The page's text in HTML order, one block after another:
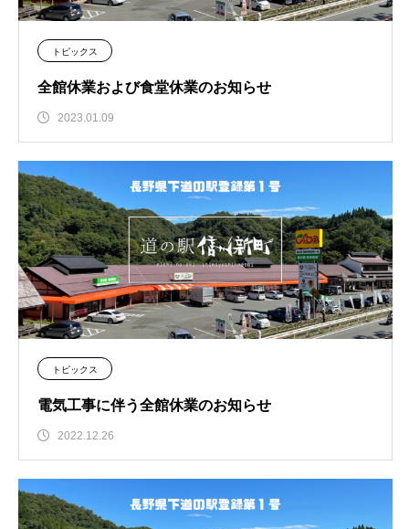
トピックス
全館休業および食堂休業のお知らせ
2023.01.09
トピックス
電気工事に伴う全館休業のお知らせ
2022.12.26